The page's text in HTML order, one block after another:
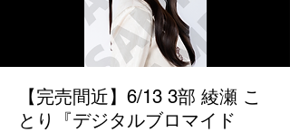
【完売間近】6/13 3部 綾瀬 こ
とり『デジタルブロマイド